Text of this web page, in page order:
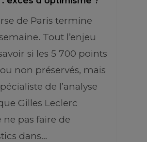
de Paris termine
Tout l’enjeu
si les 5 700 points
non préservés, mais
de l’analyse
Gilles Leclerc
ne pas faire de
dans…